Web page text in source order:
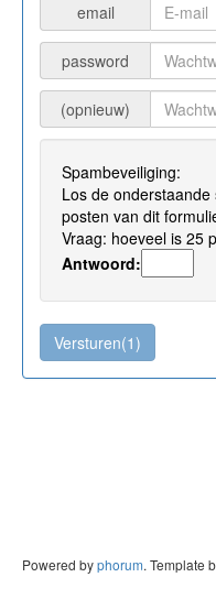
email
password
(opnieuw)
Spambeveiliging:
Los de
posten van dit
Vraag: hoeveel is 25
Antwoord:
Powered byphorum. Template